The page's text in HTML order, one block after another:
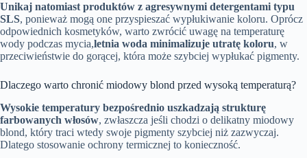
Unikaj natomiast produktów z agresywnymi detergentami typu
SLS, ponieważ mogą one przyspieszać wypłukiwanie koloru. Oprócz
odpowiednich kosmetyków, warto zwrócić uwagę na temperaturę
wody podczas mycia,letnia woda minimalizuje utratę koloru, w
przeciwieństwie do gorącej, która może szybciej wypłukać pigmenty.
Dlaczego warto chronić miodowy blond przed wysoką temperaturą?
Wysokie temperatury bezpośrednio uszkadzają strukturę
farbowanych włosów, zwłaszcza jeśli chodzi o delikatny miodowy
blond, który traci wtedy swoje pigmenty szybciej niż zazwyczaj.
Dlatego stosowanie ochrony termicznej to konieczność.